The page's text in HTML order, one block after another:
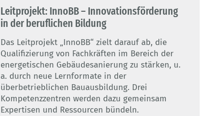
Leitprojekt: InnoBB – Innovationsförderung
in der beruflichen Bildung
Das Leitprojekt „InnoBB“ zielt darauf ab, die
Qualifizierung von Fachkräften im Bereich der
energetischen Gebäudesanierung zu stärken, u.
a. durch neue Lernformate in der
überbetrieblichen Bauausbildung. Drei
Kompetenzzentren werden dazu gemeinsam
Expertisen und Ressourcen bündeln.